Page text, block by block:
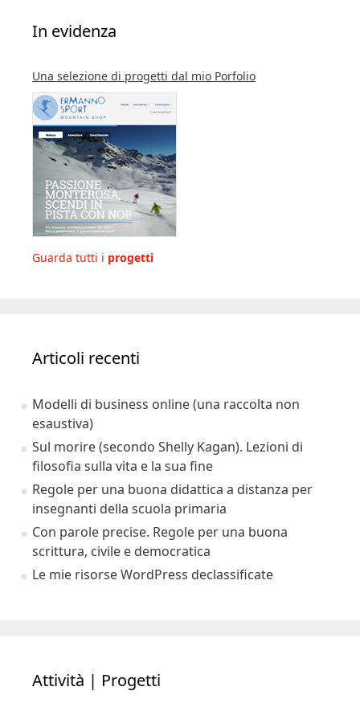
In evidenza
Una selezione di progetti dal mio Porfolio
Guarda tutti i progetti
Articoli recenti
Modelli di business online (una raccolta non
esaustiva)
Sul morire (secondo Shelly Kagan). Lezioni di
filosofia sulla vita e la sua fine
Regole per una buona didattica a distanza per
insegnanti della scuola primaria
Con parole precise. Regole per una buona
scrittura, civile e democratica
Le mie risorse WordPress declassificate
Attività | Progetti